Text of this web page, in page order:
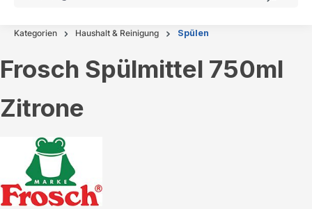
Kategorien Haushalt & Reinigung Spülen
Frosch Spülmittel 750ml
Zitrone